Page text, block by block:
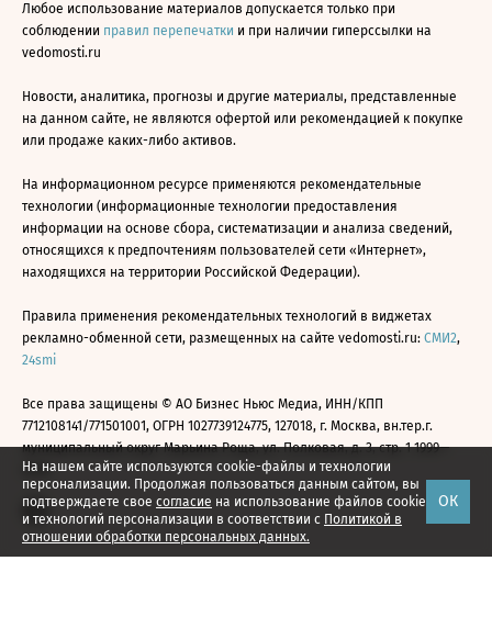
На нашем сайте используются cookie-файлы и технологии
персонализации. Продолжая пользоваться данным сайтом, вы
подтверждаете свое согласие на использование файлов cookie
и технологий персонализации в соответствии с Политикой в
отношении обработки персональных данных.
ОК
Любое использование материалов допускается только при
соблюдении правил перепечатки и при наличии гиперссылки на
vedomosti.ru
Новости, аналитика, прогнозы и другие материалы, представленные
на данном сайте, не являются офертой или рекомендацией к покупке
или продаже каких-либо активов.
На информационном ресурсе применяются рекомендательные
технологии (информационные технологии предоставления
информации на основе сбора, систематизации и анализа сведений,
относящихся к предпочтениям пользователей сети «Интернет»,
находящихся на территории Российской Федерации).
Правила применения рекомендательных технологий в виджетах
рекламно-обменной сети, размещенных на сайте vedomosti.ru: СМИ2,
24smi
Все права защищены © АО Бизнес Ньюс Медиа, ИНН/КПП
7712108141/771501001, ОГРН 1027739124775, 127018, г. Москва, вн.тер.г.
муниципальный округ Марьина Роща, ул. Полковая, д. 3, стр. 1 1999—
2026